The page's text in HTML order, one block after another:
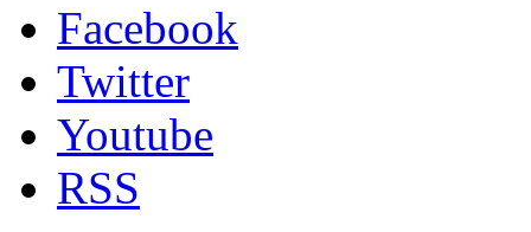
Facebook
Twitter
Youtube
RSS